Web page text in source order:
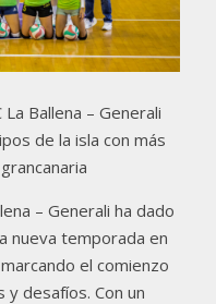
Ballena – Generali
de la isla con más
– Generali ha dado
nueva temporada en
el comienzo
desafíos. Con un